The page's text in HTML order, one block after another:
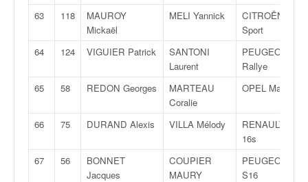
63 118
MAUROY
Mickaël
MELI Yannick
CITROËN AX
Sport
64
124 VIGUIER Patrick
SANTONI
Laurent
PEUGEOT 205
Rallye
65
58 REDON Georges
MARTEAU
Coralie
OPEL Manta
66 75 DURAND Alexis VILLA Mélody
RENAULT Clio
16s
67
56
BONNET
Jacques
COUPIER
MAURY
PEUGEOT 206
S16